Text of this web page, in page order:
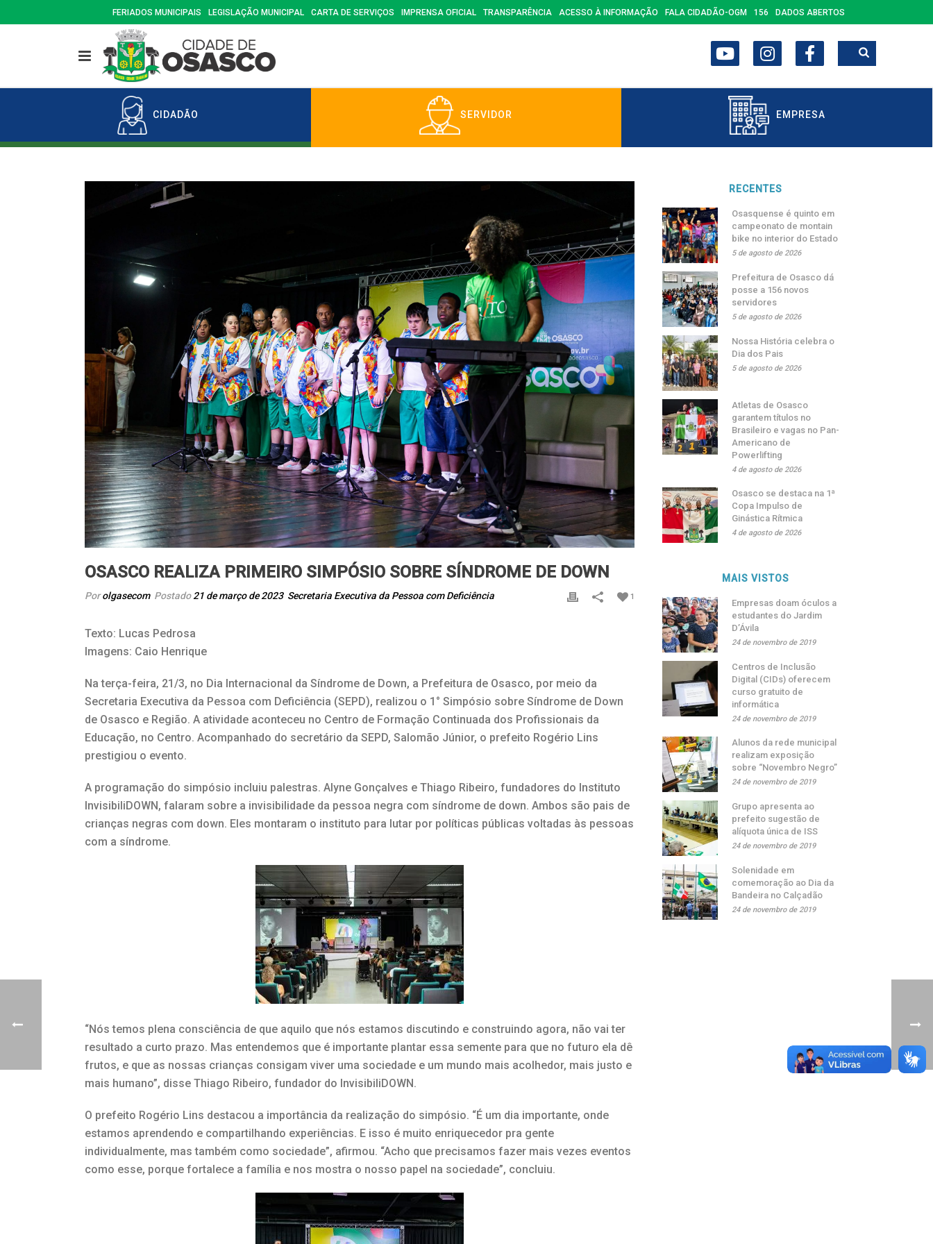
FERIADOS MUNICIPAIS LEGISLAÇÃO MUNICIPAL CARTA DE SERVIÇOS IMPRENSA OFICIAL TRANSPARÊNCIA ACESSO À INFORMAÇÃO FALA CIDADÃO-OGM 156 DADOS ABERTOS
CIDADÃO SERVIDOR EMPRESA
OSASCO REALIZA PRIMEIRO SIMPÓSIO SOBRE SÍNDROME DE DOWN
Porolgasecom Postado21 de março de 2023 Secretaria Executiva da Pessoa com Deficiência 1
Texto: Lucas Pedrosa
Imagens: Caio Henrique
Na terça-feira, 21/3, no Dia Internacional da Síndrome de Down, a Prefeitura de Osasco, por meio da
Secretaria Executiva da Pessoa com Deficiência (SEPD), realizou o 1° Simpósio sobre Síndrome de Down
de Osasco e Região. A atividade aconteceu no Centro de Formação Continuada dos Profissionais da
Educação, no Centro. Acompanhado do secretário da SEPD, Salomão Júnior, o prefeito Rogério Lins
prestigiou o evento.
A programação do simpósio incluiu palestras. Alyne Gonçalves e Thiago Ribeiro, fundadores do Instituto
InvisibiliDOWN, falaram sobre a invisibilidade da pessoa negra com síndrome de down. Ambos são pais de
crianças negras com down. Eles montaram o instituto para lutar por políticas públicas voltadas às pessoas
com a síndrome.
“Nós temos plena consciência de que aquilo que nós estamos discutindo e construindo agora, não vai ter
resultado a curto prazo. Mas entendemos que é importante plantar essa semente para que no futuro ela dê
frutos, e que as nossas crianças consigam viver uma sociedade e um mundo mais acolhedor, mais justo e
mais humano”, disse Thiago Ribeiro, fundador do InvisibiliDOWN.
O prefeito Rogério Lins destacou a importância da realização do simpósio. “É um dia importante, onde
estamos aprendendo e compartilhando experiências. E isso é muito enriquecedor pra gente
individualmente, mas também como sociedade”, afirmou. “Acho que precisamos fazer mais vezes eventos
como esse, porque fortalece a família e nos mostra o nosso papel na sociedade”, concluiu.
RECENTES
Osasquense é quinto em
campeonato de montain
bike no interior do Estado
5 de agosto de 2026
Prefeitura de Osasco dá
posse a 156 novos
servidores
5 de agosto de 2026
Nossa História celebra o
Dia dos Pais
5 de agosto de 2026
Atletas de Osasco
garantem títulos no
Brasileiro e vagas no Pan-
Americano de
Powerlifting
4 de agosto de 2026
Osasco se destaca na 1ª
Copa Impulso de
Ginástica Rítmica
4 de agosto de 2026
MAIS VISTOS
Empresas doam óculos a
estudantes do Jardim
D’Ávila
24 de novembro de 2019
Centros de Inclusão
Digital (CIDs) oferecem
curso gratuito de
informática
24 de novembro de 2019
Alunos da rede municipal
realizam exposição
sobre “Novembro Negro”
24 de novembro de 2019
Grupo apresenta ao
prefeito sugestão de
alíquota única de ISS
24 de novembro de 2019
Solenidade em
comemoração ao Dia da
Bandeira no Calçadão
24 de novembro de 2019